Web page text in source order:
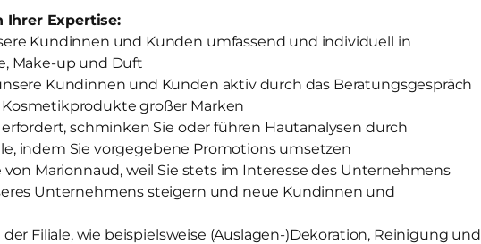
Ihrer Expertise:
Kundinnen und Kunden umfassend und individuell in
Make-up und Duft
Kundinnen und Kunden aktiv durch das Beratungsgespräch
großer Marken
schminken Sie oder führen Hautanalysen durch
indem Sie vorgegebene Promotions umsetzen
von Marionnaud, weil Sie stets im Interesse des Unternehmens
Unternehmens steigern und neue Kundinnen und
Filiale, wie beispielsweise (Auslagen-)Dekoration, Reinigung und